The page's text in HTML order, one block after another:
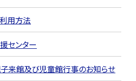
用方法
センター
来館及び児童館行事のお知らせ